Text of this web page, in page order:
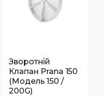
Зворотній
Клапан Prana 150
(модель 150 /
200G)